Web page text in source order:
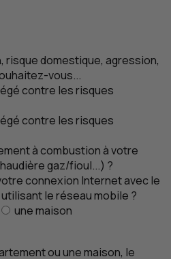
risque domestique, agression,
vous...
contre les risques
contre les risques
à combustion à votre
gaz/fioul...) ?
connexion Internet avec le
le réseau mobile ?
une maison
ou une maison, le